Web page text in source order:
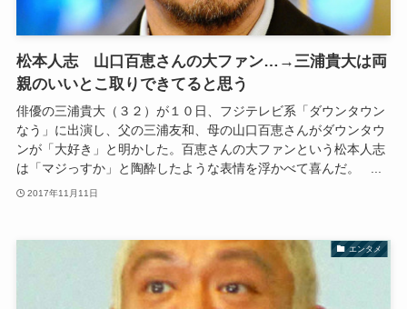
松本人志 山口百恵さんの大ファン…→三浦貴大は両
親のいいとこ取りできてると思う
俳優の三浦貴大（３２）が１０日、フジテレビ系「ダウンタウン
なう」に出演し、父の三浦友和、母の山口百恵さんがダウンタウ
ンが「大好き」と明かした。百恵さんの大ファンという松本人志
は「マジっすか」と陶酔したような表情を浮かべて喜んだ。 ...
2017年11月11日
エンタメ